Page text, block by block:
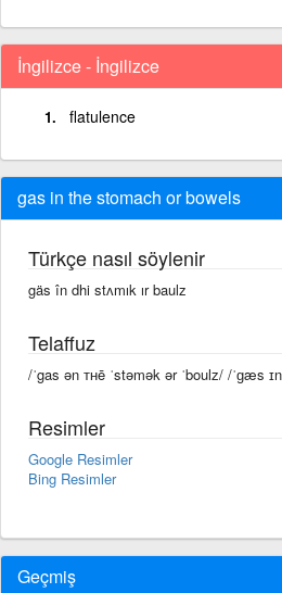
İngilizce - İngilizce
flatulence
gas in the stomach or bowels
Türkçe nasıl söylenir
gäs în dhi stʌmık ır baulz
Telaffuz
/ˈgas ən ᴛʜē ˈstəmək ər ˈboulz/ /ˈɡæs
Resimler
Google Resimler
Bing Resimler
Geçmiş